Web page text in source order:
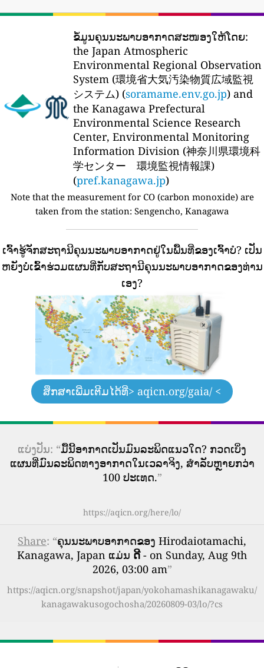
ຂໍ້ມູນຄຸນນະພາບອາກາດສະໜອງໃຫ້ໂດຍ:
the Japan Atmospheric
Environmental Regional Observation
System (環境省大気汚染物質広域監視
システム) (soramame.env.go.jp) and
the Kanagawa Prefectural
Environmental Science Research
Center, Environmental Monitoring
Information Division (神奈川県環境科
学センター 環境監視情報課)
(pref.kanagawa.jp)
Note that the measurement for CO (carbon monoxide) are
taken from the station: Sengencho, Kanagawa
ເຈົ້າຮູ້ຈັກສະຖານີຄຸນນະພາບອາກາດຢູ່ໃນພື້ນທີ່ຂອງເຈົ້າບໍ? ເປັນ
ຫຍັງບໍ່ເຂົ້າຮ່ວມແຜນທີ່ກັບສະຖານີຄຸນນະພາບອາກາດຂອງທ່ານ
ເອງ?
ສຶກສາເພີ່ມເຕີມໄດ້ທີ່> aqicn.org/gaia/ <
ແບ່ງປັນ: “ມື້ນີ້ອາກາດເປັນມົນລະພິດແນວໃດ? ກວດເບິ່ງ
ແຜນທີ່ມົນລະພິດທາງອາກາດໃນເວລາຈິງ, ສໍາລັບຫຼາຍກວ່າ
100 ປະເທດ.”
https://aqicn.org/here/lo/
Share: “ຄຸນນະພາບອາກາດຂອງ Hirodaiotamachi,
Kanagawa, Japan ແມ່ນ ດີ- on Sunday, Aug 9th
2026, 03:00 am”
https://aqicn.org/snapshot/japan/yokohamashikanagawaku/
kanagawakusogochosha/20260809-03/lo/?cs